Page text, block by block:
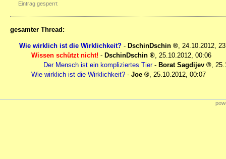
Eintrag gesperrt
gesamter Thread:
Wie wirklich ist die Wirklichkeit? - DschinDschin , 24.10.2012,
Wissen schützt nicht! - DschinDschin , 25.10.2012, 00:06
Der Mensch ist ein kompliziertes Tier- Borat Sagdijev ,
Wie wirklich ist die Wirklichkeit? - Joe , 25.10.2012, 00:07